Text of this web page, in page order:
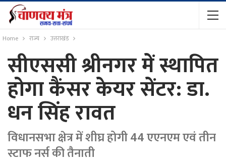
Home राज्य उत्तराखंड
सीएससी श्रीनगर में स्थापित
होगा कैंसर केयर सेंटर: डा.
धन सिंह रावत
विधानसभा क्षेत्र में शीघ्र होगी 44 एएनएम एवं तीन
स्टाफ नर्स की तैनाती